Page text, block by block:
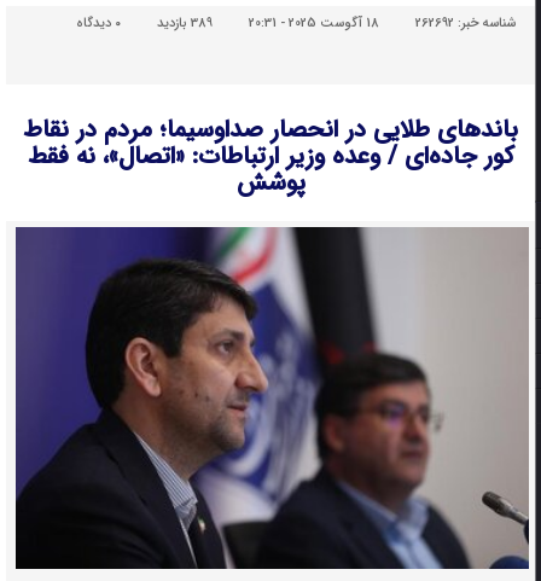
شناسه خبر:262692 18 آگوست 2025 - 20:31 389 بازدید دیدگاه
باندهای طلایی در انحصار صداوسیما؛ مردم در نقاط
کور جاده‌ای / وعده وزیر ارتباطات: «اتصال»، نه فقط
پوشش